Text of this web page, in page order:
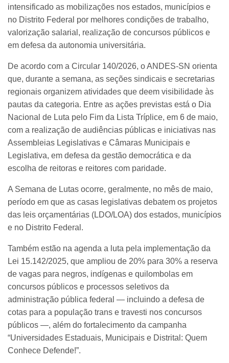
intensificado as mobilizações nos estados, municípios e
no Distrito Federal por melhores condições de trabalho,
valorização salarial, realização de concursos públicos e
em defesa da autonomia universitária.
De acordo com a Circular 140/2026, o ANDES-SN orienta
que, durante a semana, as seções sindicais e secretarias
regionais organizem atividades que deem visibilidade às
pautas da categoria. Entre as ações previstas está o Dia
Nacional de Luta pelo Fim da Lista Tríplice, em 6 de maio,
com a realização de audiências públicas e iniciativas nas
Assembleias Legislativas e Câmaras Municipais e
Legislativa, em defesa da gestão democrática e da
escolha de reitoras e reitores com paridade.
A Semana de Lutas ocorre, geralmente, no mês de maio,
período em que as casas legislativas debatem os projetos
das leis orçamentárias (LDO/LOA) dos estados, municípios
e no Distrito Federal.
Também estão na agenda a luta pela implementação da
Lei 15.142/2025, que ampliou de 20% para 30% a reserva
de vagas para negros, indígenas e quilombolas em
concursos públicos e processos seletivos da
administração pública federal — incluindo a defesa de
cotas para a população trans e travesti nos concursos
públicos —, além do fortalecimento da campanha
“Universidades Estaduais, Municipais e Distrital: Quem
Conhece Defende!”.